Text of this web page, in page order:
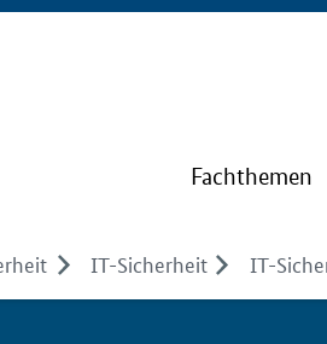
Fachthemen
IT-Sicherheit IT-